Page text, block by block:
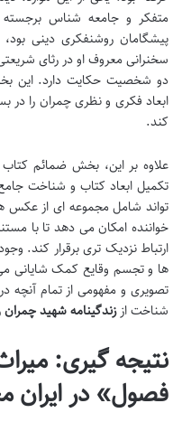
متفکر و جامعه شناس
پیشگامان روشنفکری دینی
سخنرانی معروف او در رثای
دو شخصیت حکایت دارد. این
ابعاد فکری و نظری چمران را در
کند.
علاوه بر این، بخش ضمائم
تکمیل ابعاد کتاب و شناخت
تواند شامل مجموعه ای از عکس
خواننده امکان می دهد تا با
ارتباط نزدیک تری برقرار کند.
ها و تجسم وقایع کمک شایانی
تصویری و مفهومی از تمام آنچه
شناخت اززندگینامه شهید چمران
نتیجه گیری:
فصول» در ایران